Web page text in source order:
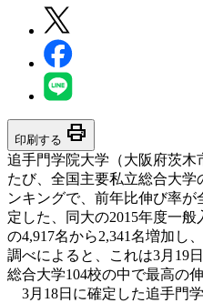
印刷する print
追手門学院大学（大阪府茨
たび、全国主要私立総合大学
ンキングで、前年比伸び率が
定した、同大の2015年度一
の4,917名から2,341名増加し
調べによると、これは3月19
総合大学104校の中で最高の
3月18日に確定した追手門